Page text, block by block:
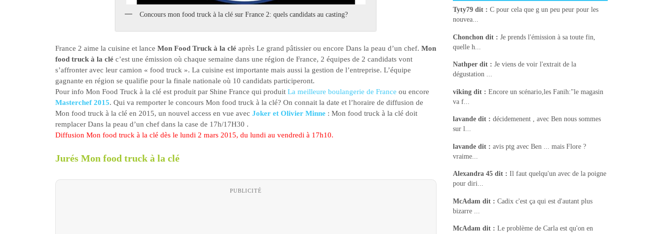
Concours mon food truck à la clé sur France 2: quels candidats au casting?
France 2 aime la cuisine et lance Mon Food Truck à la clé après Le grand pâtissier ou encore Dans la peau d’un chef. Mon
food truck à la clé c’est une émission où chaque semaine dans une région de France, 2 équipes de 2 candidats vont
s’affronter avec leur camion « food truck ». La cuisine est importante mais aussi la gestion de l’entreprise. L’équipe
gagnante en région se qualifie pour la finale nationale où 10 candidats participeront.
Pour info Mon Food Truck à la clé est produit par Shine France qui produit La meilleure boulangerie de France ou encore
Masterchef 2015. Qui va remporter le concours Mon food truck à la clé? On connait la date et l’horaire de diffusion de
Mon food truck à la clé en 2015, un nouvel access en vue avec Joker et Olivier Minne : Mon food truck à la clé doit
remplacer Dans la peau d’un chef dans la case de 17h/17H30 .
Diffusion Mon food truck à la clé dès le lundi 2 mars 2015, du lundi au vendredi à 17h10.
Jurés Mon food truck à la clé
PUBLICITÉ
Tyty79 dit : C pour cela que g un peu peur pour les
nouvea...
Chonchon dit : Je prends l'émission à sa toute fin,
quelle h...
Nathper dit : Je viens de voir l'extrait de la
dégustation ...
viking dit : Encore un scénario,les Fanih:"le magasin
va f...
lavande dit : décidemenent , avec Ben nous sommes
sur l...
lavande dit : avis ptg avec Ben ... mais Flore ?
vraime...
Alexandra 45 dit : Il faut quelqu'un avec de la poigne
pour diri...
McAdam dit : Cadix c'est ça qui est d'autant plus
bizarre ...
McAdam dit : Le problème de Carla est qu'on en